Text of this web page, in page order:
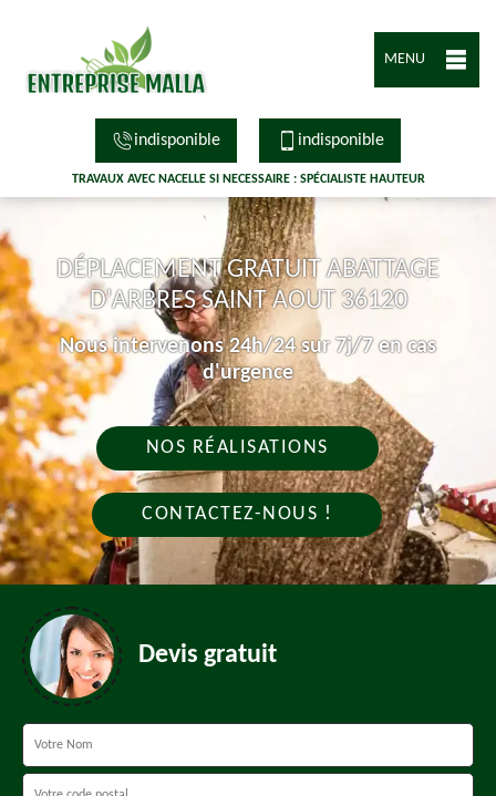
MENU
indisponible indisponible
TRAVAUX AVEC NACELLE SI NECESSAIRE : SPÉCIALISTE HAUTEUR
DÉPLACEMENT GRATUIT ABATTAGE
D'ARBRES SAINT AOUT 36120
Nous intervenons 24h/24 sur 7j/7 en cas
d'urgence
NOS RÉALISATIONS
CONTACTEZ-NOUS !
Devis gratuit